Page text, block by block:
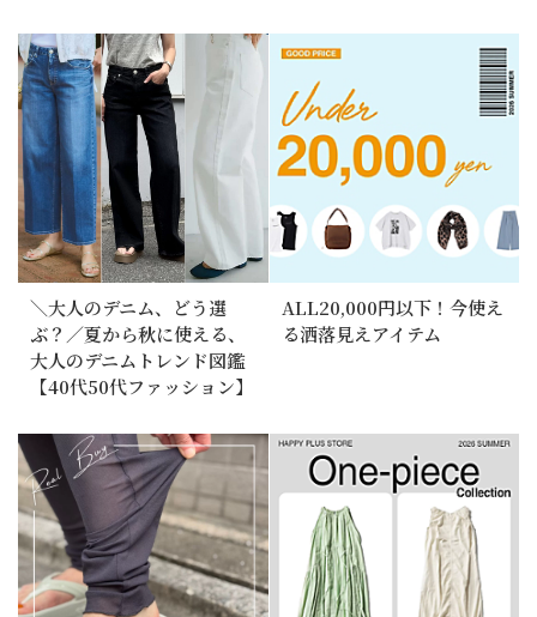
＼大人のデニム、どう選
ぶ？／夏から秋に使える、
大人のデニムトレンド図鑑
【40代50代ファッション】
ALL20,000円以下！今使え
る洒落見えアイテム